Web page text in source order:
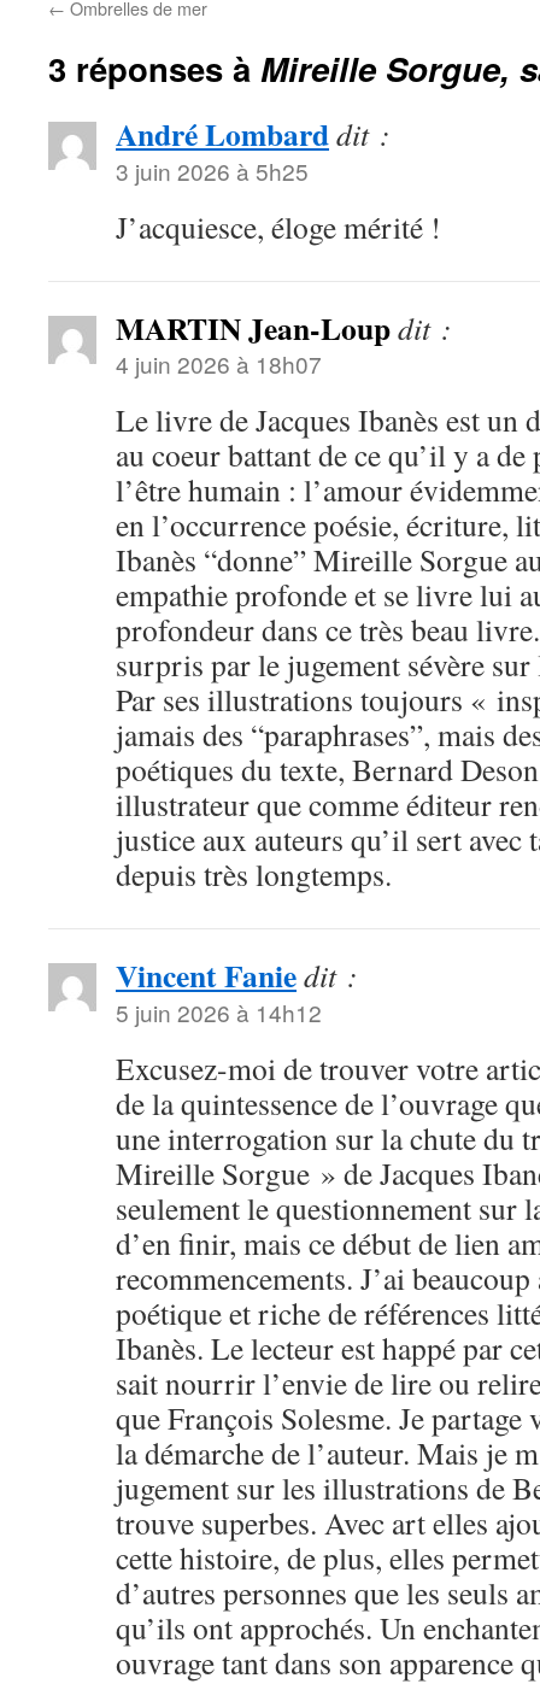
← Ombrelles de mer
3 réponses à Mireille Sorgue,
André Lombarddit :
3 juin 2026 à 5h25
J’acquiesce, éloge mérité !
MARTIN Jean-Loupdit :
4 juin 2026 à 18h07
Le livre de Jacques Ibanès est un
au coeur battant de ce qu’il y a
l’être humain : l’amour
en l’occurrence poésie, écriture,
Ibanès “donne” Mireille Sorgue
empathie profonde et se livre lui
profondeur dans ce très beau
surpris par le jugement sévère
Par ses illustrations toujours «
jamais des “paraphrases”, mais
poétiques du texte, Bernard
illustrateur que comme éditeur
justice aux auteurs qu’il sert avec
depuis très longtemps.
Vincent Faniedit :
5 juin 2026 à 14h12
Excusez-moi de trouver votre
de la quintessence de l’ouvrage
une interrogation sur la chute du
Mireille Sorgue » de Jacques
seulement le questionnement sur
d’en finir, mais ce début de lien
recommencements. J’ai
poétique et riche de références
Ibanès. Le lecteur est happé par
sait nourrir l’envie de lire ou
que François Solesme. Je
la démarche de l’auteur. Mais je
jugement sur les illustrations de
trouve superbes. Avec art elles
cette histoire, de plus, elles
d’autres personnes que les seuls
qu’ils ont approchés. Un
ouvrage tant dans son apparence